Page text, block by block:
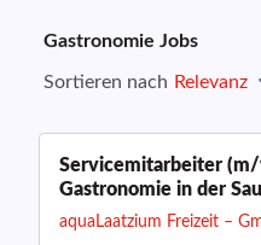
Gastronomie Jobs
Sortieren nach Relevanz
Servicemitarbeiter
Gastronomie in der
aquaLaatzium Freizeit –